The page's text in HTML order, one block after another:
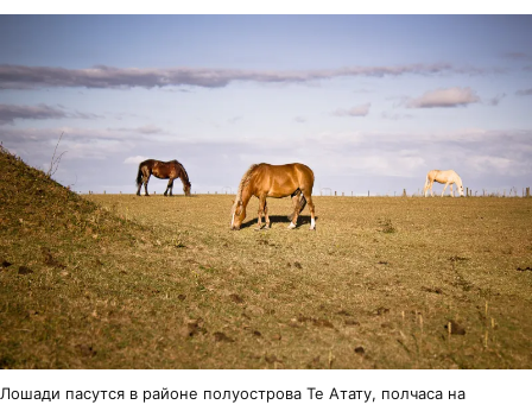
Лошади пасутся в районе полуострова Те Атату, полчаса на